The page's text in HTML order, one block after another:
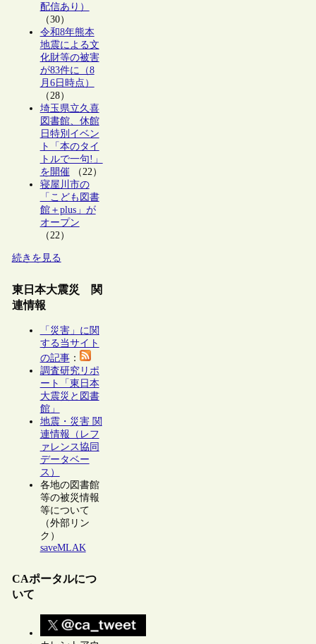
配信あり）
（30）
令和8年熊本
地震による文
化財等の被害
が83件に（8
月6日時点）
（28）
埼玉県立久喜
図書館、休館
日特別イベン
ト「本のタイ
トルで一句!」
を開催（22）
寝屋川市の
「こども図書
館＋plus」が
オープン
（22）
続きを見る
東日本大震災 関
連情報
「災害」に関
する当サイト
の記事：
調査研究リポ
ート「東日本
大震災と図書
館」
地震・災害 関
連情報（レフ
ァレンス協同
データベー
ス）
各地の図書館
等の被災情報
等について
（外部リン
ク）
saveMLAK
CAポータルにつ
いて